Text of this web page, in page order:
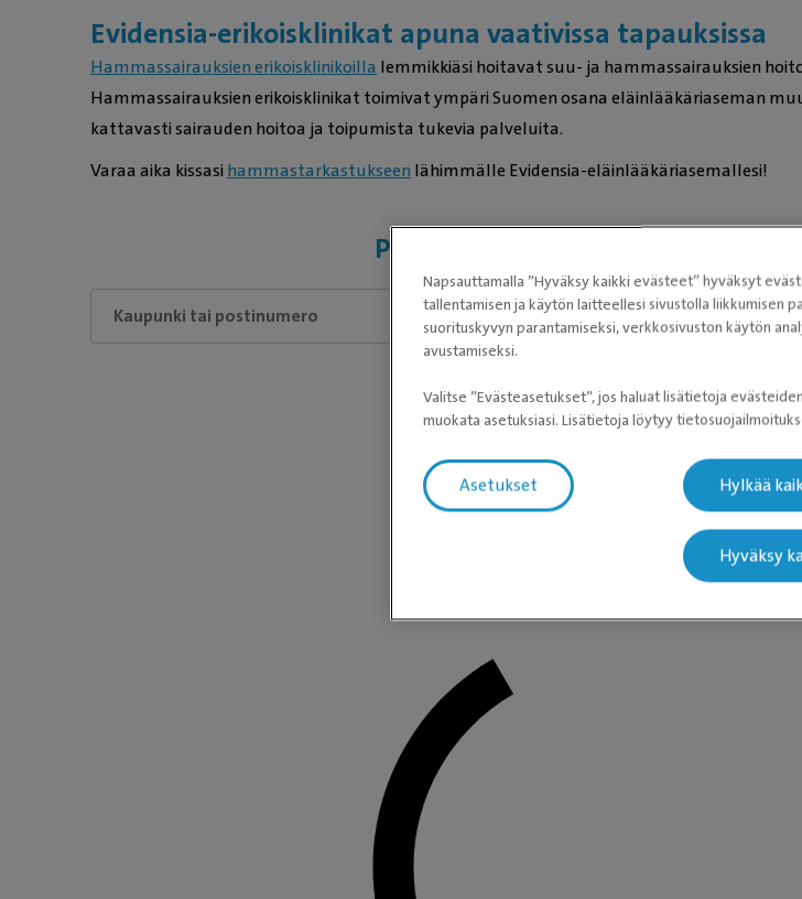
Evidensia-erikoisklinikat apuna vaativissa tapauksissa
Hammassairauksien erikoisklinikoilla lemmikkiäsi hoitavat suu- ja hammassairauksien
Hammassairauksien erikoisklinikat toimivat ympäri Suomen osana eläinlääkäriaseman
kattavasti sairauden hoitoa ja toipumista tukevia palveluita.
Varaa aika kissasi hammastarkastukseen lähimmälle Evidensia-eläinlääkäriasemallesi!
Palvelua tarjoavat
Napsauttamalla ”Hyväksy kaikki evästeet” hyväksyt
tallentamisen ja käytön laitteellesi sivustolla liikkumisen
suorituskyvyn parantamiseksi, verkkosivuston käytön
avustamiseksi.
Valitse ”Evästeasetukset”, jos haluat lisätietoja
muokata asetuksiasi. Lisätietoja löytyy
Asetukset Hylkää
Hyväksy